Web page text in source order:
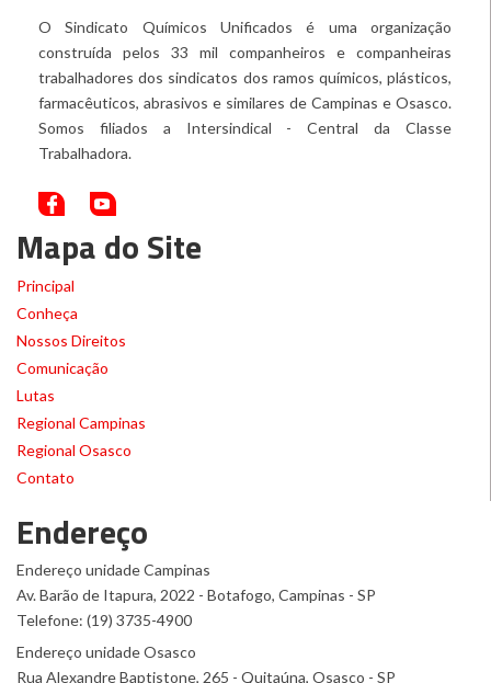
O Sindicato Químicos Unificados é uma organização
construída pelos 33 mil companheiros e companheiras
trabalhadores dos sindicatos dos ramos químicos, plásticos,
farmacêuticos, abrasivos e similares de Campinas e Osasco.
Somos filiados a Intersindical - Central da Classe
Trabalhadora.
Mapa do Site
Principal
Conheça
Nossos Direitos
Comunicação
Lutas
Regional Campinas
Regional Osasco
Contato
Endereço
Endereço unidade Campinas
Av. Barão de Itapura, 2022 - Botafogo, Campinas - SP
Telefone: (19) 3735-4900
Endereço unidade Osasco
Rua Alexandre Baptistone, 265 - Quitaúna, Osasco - SP